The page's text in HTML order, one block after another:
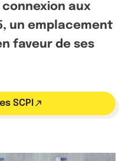
connexion aux
un emplacement
faveur de ses
SCPI